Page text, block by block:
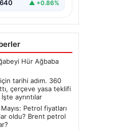
Çerçeve
▲ +0.86%
Hür Ağbaba
tarihi adım. 360
çerçeve yasa teklifi
ayrıntılar
Petrol fiyatları
oldu? Brent petrol